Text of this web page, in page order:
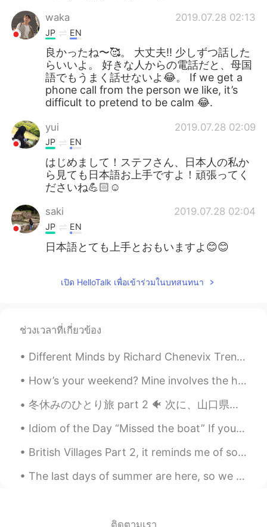
waka 2019.07.28 02:13
JP EN
良かったね〜🥰。 大丈夫‼️ 少しずつ話した
らいいよ。 好きな人からの電話だと、母国
語でもうまく話せないよ😂。 If we get a
phone call from the person we like, it’s
difficult to pretend to be calm 😂.
yui 2019.07.28 02:09
JP EN
はじめまして！ステフさん、日本人の私か
ら見ても日本語お上手ですよ！頑張ってく
ださいね💪🏻☺️
saki 2019.07.28 02:04
JP EN
日本語とても上手とおもいますよ😊😊
เปิด HelloTalk เพื่อเข้าร่วมในบทสนทนา
ช่วงเวลาที่เกี่ยวข้อง
Different Minds by Richard Chenevix Trench. SOME murmur when their sky is clear And wholly bri...
How’s your weekend? Mine involves the humid Singapore weather, my 2 babies and café comfort food....
冬休みのひとり旅 part 2 🐠 次に、山口県の北部にある角島大橋を見に行きました。予想以上に綺麗でした！ そして朝は早い時間帯に行ったため、ほぼ貸切状態でした。ラッキー！✨ 最後に、広...
Idiom of the Day “Missed the boat” If you “missed the boat,” you were too late. It’s like miss...
British Villages Part 2, it reminds me of some Disney movies, if there are any animators then you...
The last days of summer are here, so we should all enjoy them☀️ 这是一个充满艺术雕塑的空场 I went to a beaut...